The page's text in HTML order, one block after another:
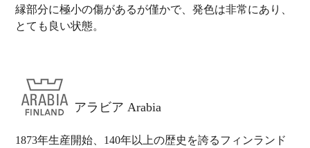
縁部分に極小の傷があるが僅かで、発色は非常にあり、
とても良い状態。
アラビア Arabia
1873年生産開始、140年以上の歴史を誇るフィンランド